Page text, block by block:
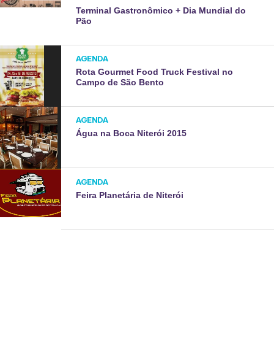
Terminal Gastronômico + Dia Mundial do
Pão
AGENDA
Rota Gourmet Food Truck Festival no
Campo de São Bento
AGENDA
Água na Boca Niterói 2015
AGENDA
Feira Planetária de Niterói